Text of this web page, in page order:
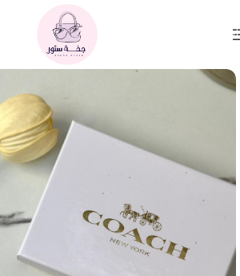
Skip to main content